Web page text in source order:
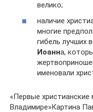
велико;
наличие
многие
гибель лучших
Иоанна,
именовали
«Первые
Владимире»Картина